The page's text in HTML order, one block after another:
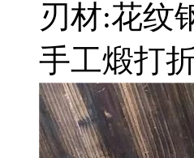
刃材:花纹
手工煅打